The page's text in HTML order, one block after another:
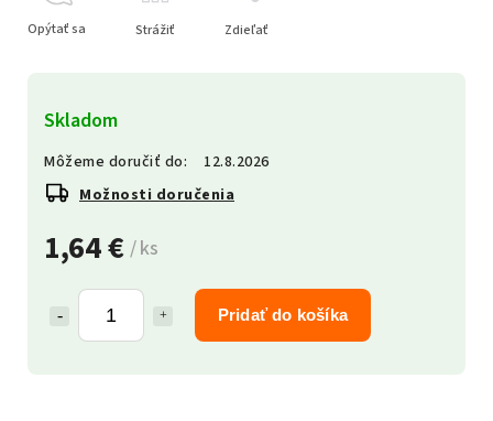
1,64 € / ks
Pridať do košíka
Skladom
Môžeme doručiť do:
12.8.2026
Možnosti doručenia
Opýtať sa Strážiť Zdieľať